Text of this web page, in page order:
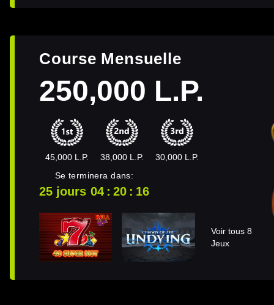
Course Mensuelle
250,000 L.P.
45,000 L.P. 38,000 L.P.
30,000 L.P.
Se terminera dans:
25 jours 04 20 16
Voir tous 8
Jeux